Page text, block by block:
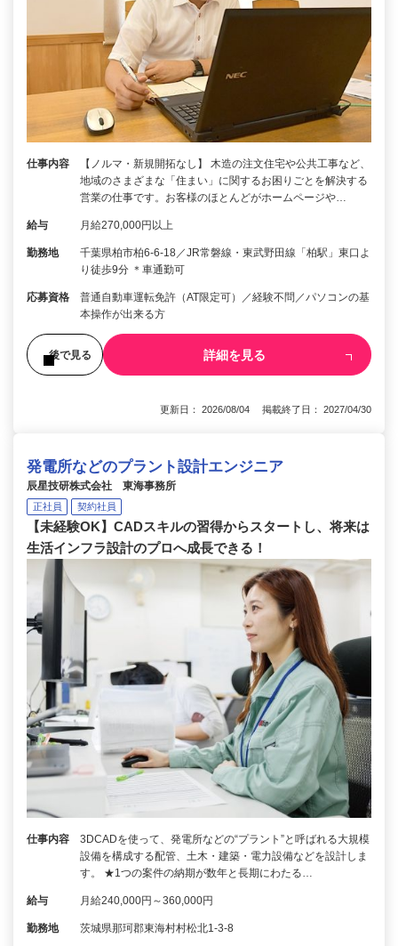
仕事内容
【ノルマ・新規開拓なし】 木造の注文住宅や公共工事など、
地域のさまざまな「住まい」に関するお困りごとを解決する
営業の仕事です。お客様のほとんどがホームページや…
給与 月給270,000円以上
勤務地
千葉県柏市柏6-6-18／JR常磐線・東武野田線「柏駅」東口よ
り徒歩9分 ＊車通勤可
応募資格
普通自動車運転免許（AT限定可）／経験不問／パソコンの基
本操作が出来る方
後で見る 詳細を見る
更新日： 2026/08/04 掲載終了日： 2027/04/30
発電所などのプラント設計エンジニア
辰星技研株式会社 東海事務所
正社員 契約社員
【未経験OK】CADスキルの習得からスタートし、将来は
生活インフラ設計のプロへ成長できる！
仕事内容
3DCADを使って、発電所などの“プラント”と呼ばれる大規模
設備を構成する配管、土木・建築・電力設備などを設計しま
す。 ★1つの案件の納期が数年と長期にわたる…
給与 月給240,000円～360,000円
勤務地 茨城県那珂郡東海村村松北1-3-8